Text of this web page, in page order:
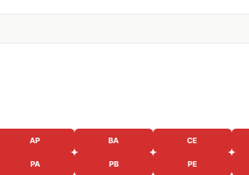
AP BA CE
PA PB PE